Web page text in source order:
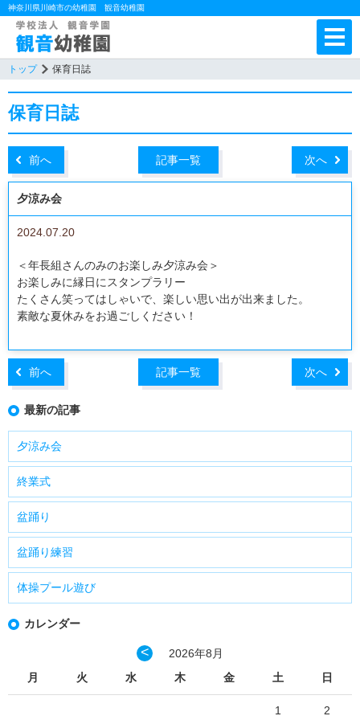
神奈川県川崎市の幼稚園 観音幼稚園
トップ 保育日誌
保育日誌
前へ 次へ
記事一覧
夕涼み会
2024.07.20
＜年長組さんのみのお楽しみ夕涼み会＞
お楽しみに縁日にスタンプラリー
たくさん笑ってはしゃいで、楽しい思い出が出来ました。
素敵な夏休みをお過ごしください！
前へ 次へ
記事一覧
最新の記事
夕涼み会
終業式
盆踊り
盆踊り練習
体操プール遊び
カレンダー
<
2026年8月
月
火 水 木 金 土 日
1 2